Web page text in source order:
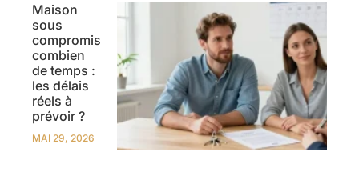
Maison
sous
compromis
combien
de temps :
les délais
réels à
prévoir ?
MAI 29, 2026